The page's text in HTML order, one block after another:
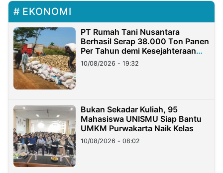
EKONOMI
PT Rumah Tani Nusantara
Berhasil Serap 38.000 Ton Panen
Per Tahun demi Kesejahteraan
Petani
10/08/2026 - 19:32
Bukan Sekadar Kuliah, 95
Mahasiswa UNISMU Siap Bantu
UMKM Purwakarta Naik Kelas
10/08/2026 - 08:02